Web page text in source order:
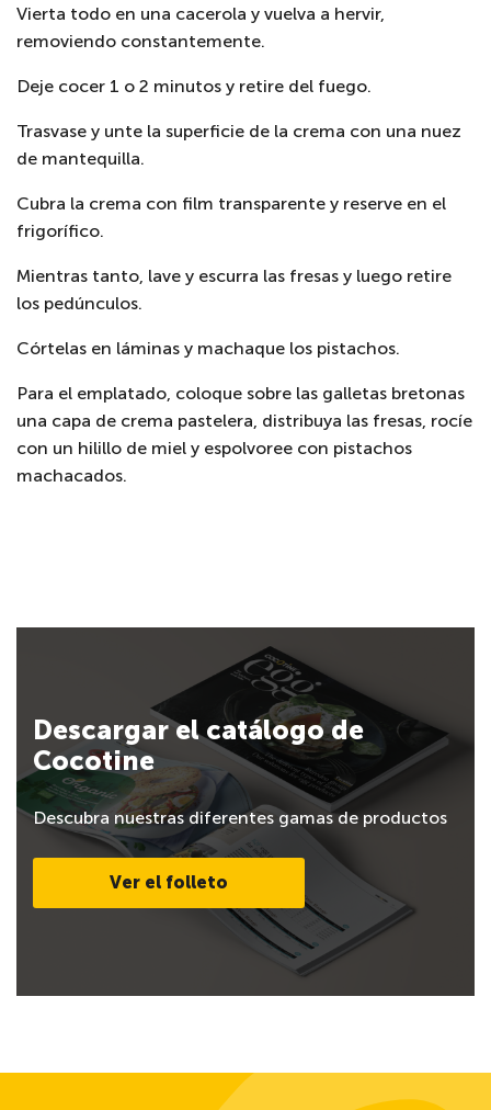
Vierta todo en una cacerola y vuelva a hervir,
removiendo constantemente.
Deje cocer 1 o 2 minutos y retire del fuego.
Trasvase y unte la superficie de la crema con una nuez
de mantequilla.
Cubra la crema con film transparente y reserve en el
frigorífico.
Mientras tanto, lave y escurra las fresas y luego retire
los pedúnculos.
Córtelas en láminas y machaque los pistachos.
Para el emplatado, coloque sobre las galletas bretonas
una capa de crema pastelera, distribuya las fresas, rocíe
con un hilillo de miel y espolvoree con pistachos
machacados.
Descargar el catálogo de
Cocotine
Descubra nuestras diferentes gamas de productos
Ver el folleto